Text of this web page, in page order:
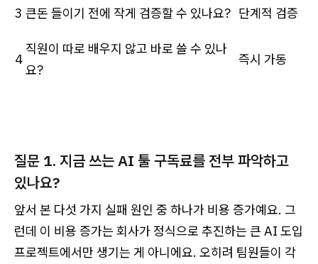
3 큰돈 들이기 전에 작게 검증할 수 있나요? 단계적 검증
4
직원이 따로 배우지 않고 바로 쓸 수 있나
요?
즉시 가동
질문 1. 지금 쓰는 AI 툴 구독료를 전부 파악하고
있나요?
앞서 본 다섯 가지 실패 원인 중 하나가 비용 증가예요. 그
런데 이 비용 증가는 회사가 정식으로 추진하는 큰 AI 도입
프로젝트에서만 생기는 게 아니에요. 오히려 팀원들이 각